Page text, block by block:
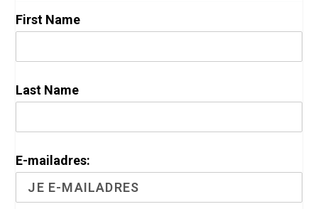
First Name
Last Name
E-mailadres: